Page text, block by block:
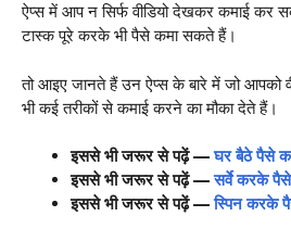
ऐप्स में आप न सिर्फ वीडियो देखकर कमाई कर
टास्क पूरे करके भी पैसे कमा सकते हैं।
तो आइए जानते हैं उन ऐप्स के बारे में जो आपको
भी कई तरीकों से कमाई करने का मौका देते हैं।
इससे भी जरूर से पढ़ें —घर बैठे पैसे
इससे भी जरूर से पढ़ें —सर्वे करके पैसे
इससे भी जरूर से पढ़ें —स्पिन करके